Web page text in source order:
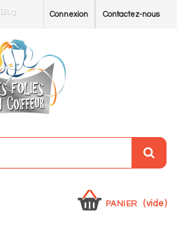
Contactez-nous
Connexion
Blog
PANIER (vide)